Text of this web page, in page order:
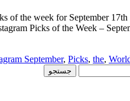
of the week for September
Picks of the Week –
September, Picks, the,